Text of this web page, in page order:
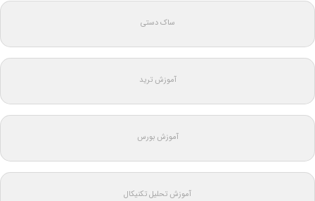
ساک دستی
آموزش ترید
آموزش بورس
آموزش تحلیل تکنیکال